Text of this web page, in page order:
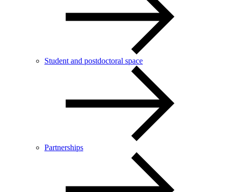
Student and postdoctoral space
Partnerships